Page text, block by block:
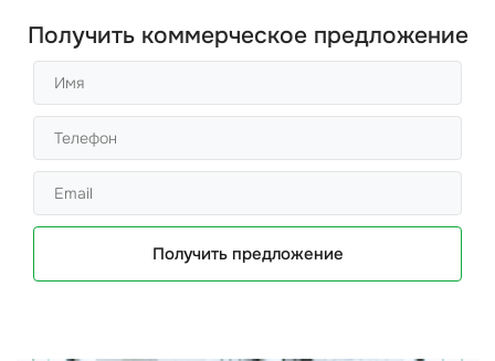
Получить коммерческое предложение
Получить предложение